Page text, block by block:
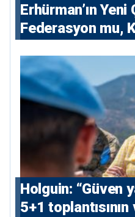
Erhürman’ın
Federasyon mu,
⁠Holguin: “Güven
5+1